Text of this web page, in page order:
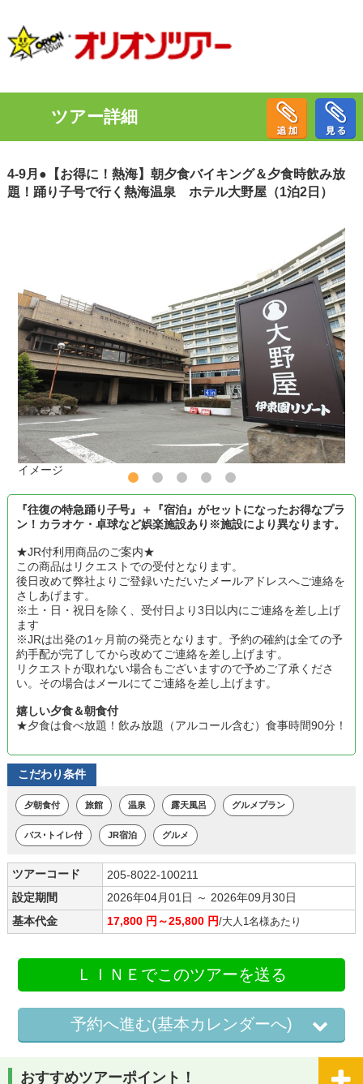
ツアー詳細
4-9月●【お得に！熱海】朝夕食バイキング＆夕食時飲み放
題！踊り子号で行く熱海温泉 ホテル大野屋（1泊2日）
イメージ
『往復の特急踊り子号』＋『宿泊』がセットになったお得なプラ
ン！カラオケ・卓球など娯楽施設あり※施設により異なります。
★JR付利用商品のご案内★
この商品はリクエストでの受付となります。
後日改めて弊社よりご登録いただいたメールアドレスへご連絡を
さしあげます。
※土・日・祝日を除く、受付日より3日以内にご連絡を差し上げ
ます
※JRは出発の1ヶ月前の発売となります。予約の確約は全ての予
約手配が完了してから改めてご連絡を差し上げます。
リクエストが取れない場合もございますので予めご了承くださ
い。その場合はメールにてご連絡を差し上げます。
嬉しい夕食＆朝食付
★夕食は食べ放題！飲み放題（アルコール含む）食事時間90分！
こだわり条件
夕朝食付 旅館 温泉 露天風呂 グルメプラン
バス･トイレ付 JR宿泊 グルメ
ツアーコード
205-8022-100211
設定期間
2026年04月01日 ～ 2026年09月30日
基本代金
17,800 円～25,800 円/大人1名様あたり
ＬＩＮＥでこのツアーを送る
予約へ進む(基本カレンダーへ)
おすすめツアーポイント！